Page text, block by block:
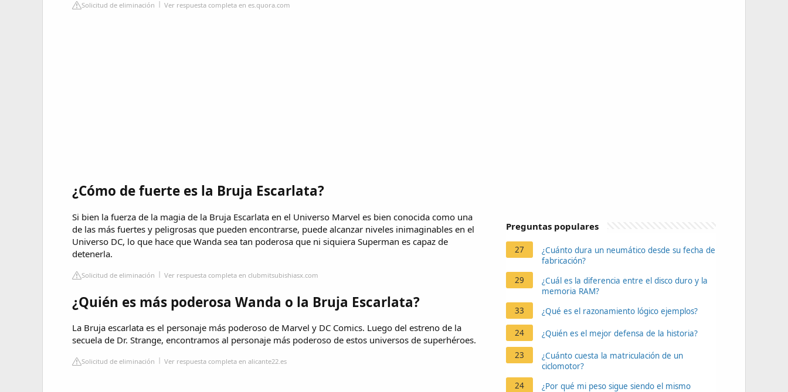
Solicitud de eliminación Ver respuesta completa en es.quora.com
¿Cómo de fuerte es la Bruja Escarlata?
Si bien la fuerza de la magia de la Bruja Escarlata en el Universo Marvel es bien conocida como una
de las más fuertes y peligrosas que pueden encontrarse, puede alcanzar niveles inimaginables en el
Universo DC, lo que hace que Wanda sea tan poderosa que ni siquiera Superman es capaz de
detenerla.
Solicitud de eliminación Ver respuesta completa en clubmitsubishiasx.com
¿Quién es más poderosa Wanda o la Bruja Escarlata?
La Bruja escarlata es el personaje más poderoso de Marvel y DC Comics. Luego del estreno de la
secuela de Dr. Strange, encontramos al personaje más poderoso de estos universos de superhéroes.
Solicitud de eliminación Ver respuesta completa en alicante22.es
Preguntas populares
27
¿Cuánto dura un neumático desde su fecha de
fabricación?
29
¿Cuál es la diferencia entre el disco duro y la
memoria RAM?
33
¿Qué es el razonamiento lógico ejemplos?
24 ¿Quién es el mejor defensa de la historia?
23
¿Cuánto cuesta la matriculación de un
ciclomotor?
24
¿Por qué mi peso sigue siendo el mismo